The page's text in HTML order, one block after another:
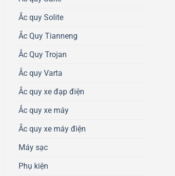
Ắc quy Solite
Ắc Quy Tianneng
Ắc Quy Trojan
Ắc quy Varta
Ắc quy xe đạp điện
Ắc quy xe máy
Ắc quy xe máy điện
Máy sạc
Phụ kiện